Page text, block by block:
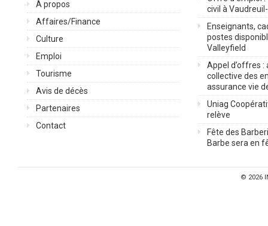
À propos
Affaires/Finance
Culture
Emploi
Tourisme
Avis de décès
Partenaires
Contact
civil à
Enseignants,
postes
Valleyfield
Appel d’offres :
collective des
assurance vie
Uniag
relève
Fête des
Barbe sera en
© 2026